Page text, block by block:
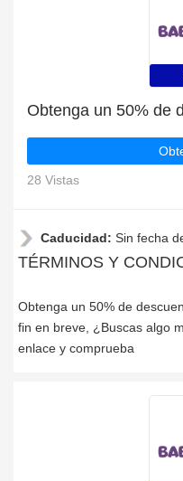
28 Vistas
Caducidad: Sin fecha
TÉRMINOS Y
Obtenga un 50% de
fin en breve, ¿Buscas algo
enlace y comprueba